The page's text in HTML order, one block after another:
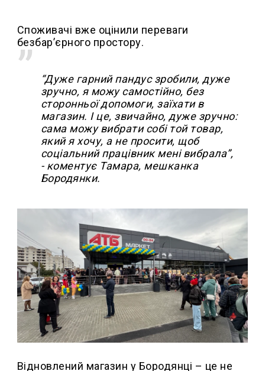
Споживачі вже оцінили переваги
безбар’єрного простору.
“Дуже гарний пандус зробили, дуже
зручно, я можу самостійно, без
сторонньої допомоги, заїхати в
магазин. І це, звичайно, дуже зручно:
сама можу вибрати собі той товар,
який я хочу, а не просити, щоб
соціальний працівник мені вибрала”,
- коментує Тамара, мешканка
Бородянки.
Відновлений магазин у Бородянці – це не